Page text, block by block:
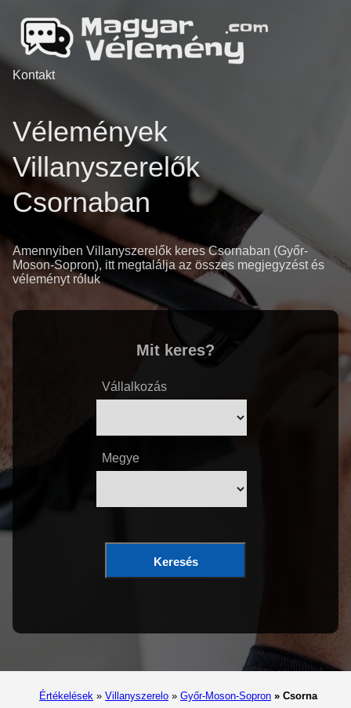
Kontakt
Vélemények
Villanyszerelők
Csornaban
Amennyiben Villanyszerelők keres Csornaban (Győr-
Moson-Sopron), itt megtalálja az összes megjegyzést és
véleményt róluk
Mit keres?
Vállalkozás
Megye
Keresés
Értékelések » Villanyszerelo » Győr-Moson-Sopron » Csorna